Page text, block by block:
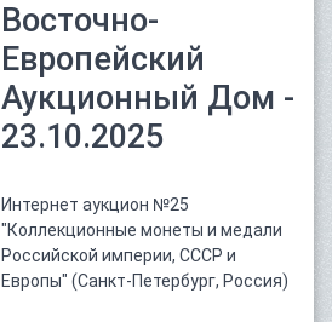
Восточно-
Европейский
Аукционный Дом -
23.10.2025
Интернет аукцион №25
"Коллекционные монеты и медали
Российской империи, СССР и
Европы" (Санкт-Петербург, Россия)